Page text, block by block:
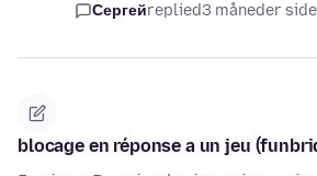
Сергейreplied3 måneder
blocage en réponse a un jeu